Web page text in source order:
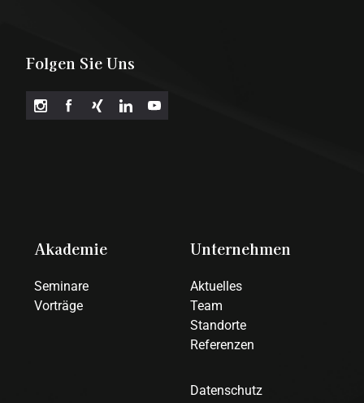
Folgen Sie Uns
Akademie
Seminare
Vorträge
Unternehmen
Aktuelles
Team
Standorte
Referenzen
Datenschutz